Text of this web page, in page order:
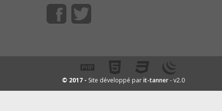
© 2017 - Site développé parit-tanner- v2.0